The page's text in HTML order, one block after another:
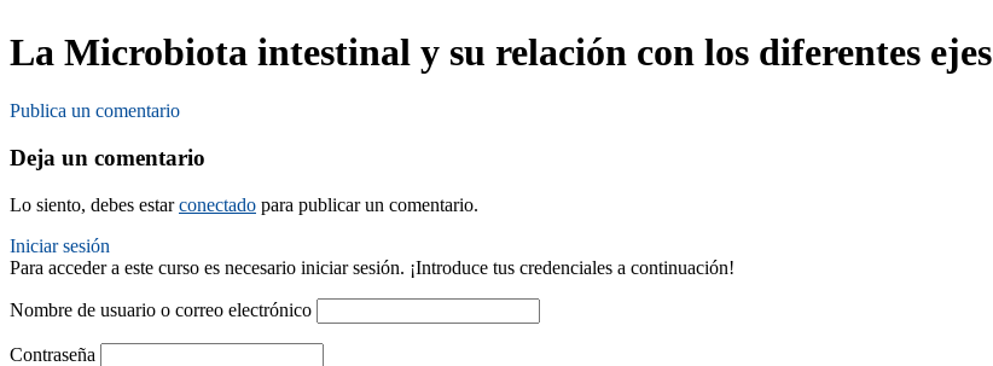
La Microbiota intestinal y su relación con los diferentes ejes
Publica un comentario
Deja un comentario
Lo siento, debes estarconectado para publicar un comentario.
Iniciar sesión
Para acceder a este curso es necesario iniciar sesión. ¡Introduce tus credenciales a continuación!
Nombre de usuario o correo electrónico
Contraseña